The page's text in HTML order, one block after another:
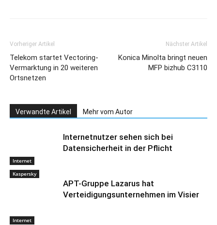
Vorheriger Artikel
Telekom startet Vectoring-
Vermarktung in 20 weiteren
Ortsnetzen
Nächster Artikel
Konica Minolta bringt neuen
MFP bizhub C3110
Verwandte Artikel Mehr vom Autor
Internet
Internetnutzer sehen sich bei
Datensicherheit in der Pflicht
Kaspersky
APT-Gruppe Lazarus hat
Verteidigungsunternehmen im Visier
Internet